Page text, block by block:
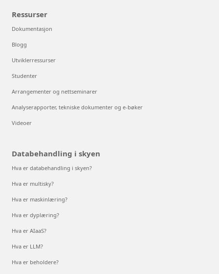
Ressurser
Dokumentasjon
Blogg
Utviklerressurser
Studenter
Arrangementer og nettseminarer
Analyserapporter, tekniske dokumenter og e-bøker
Videoer
Databehandling i skyen
Hva er databehandling i skyen?
Hva er multisky?
Hva er maskinlæring?
Hva er dyplæring?
Hva er AIaaS?
Hva er LLM?
Hva er beholdere?